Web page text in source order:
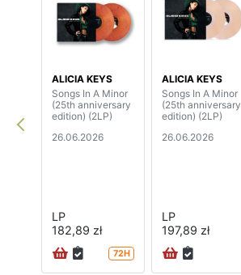
ALICIA KEYS
Songs In A Minor
(25th anniversary
edition) (2LP)
26.06.2026
LP
182,89 zł
72H
ALICIA KEYS
Songs In A Minor
(25th anniversary
edition) (2LP)
26.06.2026
LP
197,89 zł